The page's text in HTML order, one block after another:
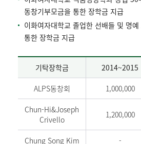
동창기부모금을 통한 장학금 지급
이화여자대학교 졸업한 선배들 및 명
통한 장학금 지급
기탁장학금 2014~2015
ALPS동창회 1,000,000
Chun-Hi&Joseph
Crivello
1,200,000
Chung Song Kim -